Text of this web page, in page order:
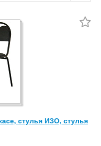
Сбросить фильтр
стулья ИЗО, стулья